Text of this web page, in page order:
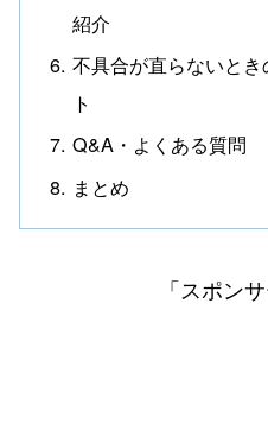
紹介
不具合が直らないと
ト
Q&A・よくある質問
まとめ
「スポン